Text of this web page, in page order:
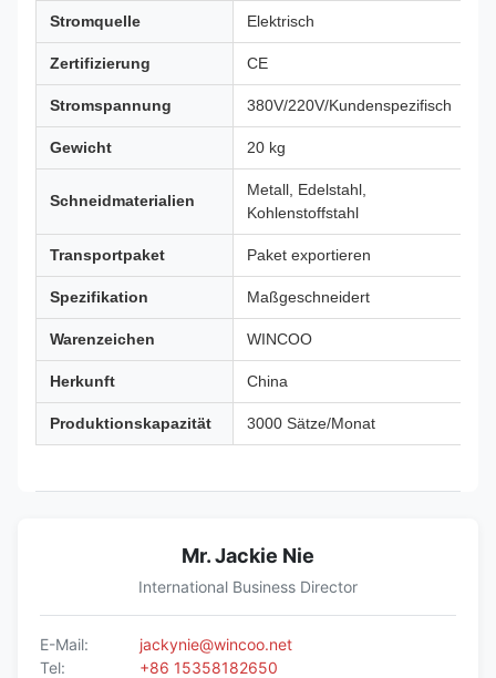
Stromquelle Elektrisch
Zertifizierung CE
Stromspannung 380V/220V/Kundenspezifisch
Gewicht 20 kg
Schneidmaterialien
Metall, Edelstahl,
Kohlenstoffstahl
Transportpaket Paket exportieren
Spezifikation Maßgeschneidert
Warenzeichen WINCOO
Herkunft China
Produktionskapazität 3000 Sätze/Monat
Mr. Jackie Nie
International Business Director
E-Mail:
jackynie@wincoo.net
Tel:
+86 15358182650